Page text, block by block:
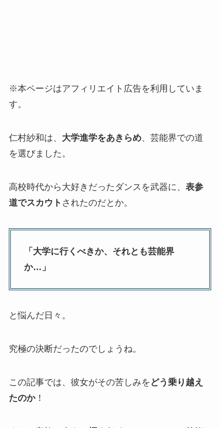
※本ページはアフィリエイト広告を利用していま
す。
仁村紗和は、 大学進学をあきらめ、芸能界での道
を選びました。
高校時代から大好きだったダンスを武器に、 表参
道でスカウト されたのだとか。
「大学に行くべきか、それとも芸能界
か…」
と悩んだ日々。
究極の決断だったのでしょうね。
この記事では、彼女がその苦しみを どう乗り越え
たのか！